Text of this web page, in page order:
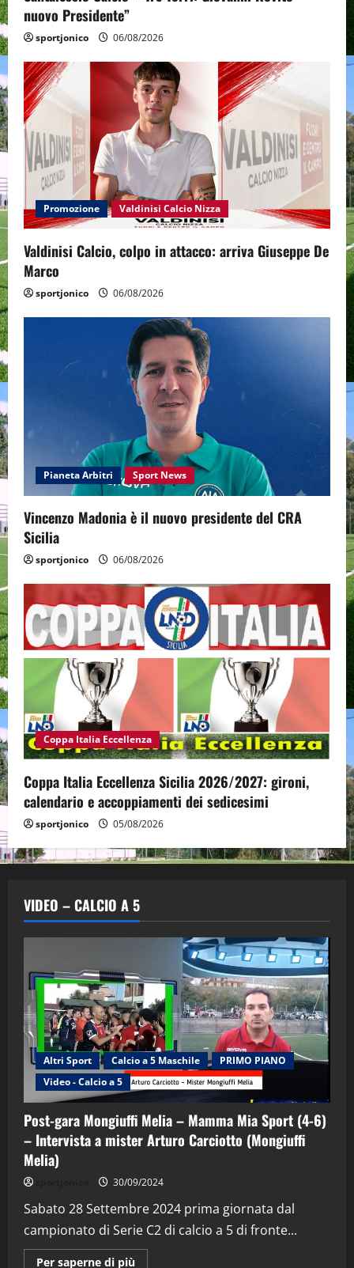
nuovo Presidente”
sportjonico 06/08/2026
Promozione Valdinisi Calcio Nizza
Valdinisi Calcio, colpo in attacco: arriva Giuseppe De
Marco
sportjonico 06/08/2026
Pianeta Arbitri Sport News
Vincenzo Madonia è il nuovo presidente del CRA
Sicilia
sportjonico 06/08/2026
Coppa Italia Eccellenza
Coppa Italia Eccellenza Sicilia 2026/2027: gironi,
calendario e accoppiamenti dei sedicesimi
sportjonico 05/08/2026
VIDEO – CALCIO A 5
Altri Sport Calcio a 5 Maschile
PRIMO PIANO
Video - Calcio a 5
Post-gara Mongiuffi Melia – Mamma Mia Sport (4-6)
– Intervista a mister Arturo Carciotto (Mongiuffi
Melia)
30/09/2024
Sabato 28 Settembre 2024 prima giornata dal
campionato di Serie C2 di calcio a 5 di fronte...
Per saperne di più
2
“SportEmpire” in Podcast: 29^ Puntata
(Martedi 28 Aprile 2026)
28/04/2026